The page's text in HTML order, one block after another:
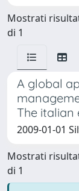
Mostrati
di 1
A global
The italian
2009-01-01
Mostrati
di 1